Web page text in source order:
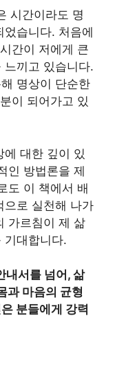
시간이라도 명
습니다. 처음에
간이 저에게 큰
느끼고 있습니다.
명상이 단순한
이 되어가고 있
에 대한 깊이 있
인 방법론을 제
도 이 책에서 배
으로 실천해 나가
가르침이 제 삶
기대합니다.
내서를 넘어, 삶
과 마음의 균형
분들에게 강력